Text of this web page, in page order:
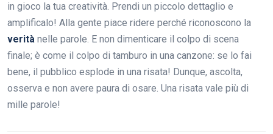
in gioco la tua creatività. Prendi un piccolo dettaglio e
amplificalo! Alla gente piace ridere perché riconoscono la
verità nelle parole. E non dimenticare il colpo di scena
finale; è come il colpo di tamburo in una canzone: se lo fai
bene, il pubblico esplode in una risata! Dunque, ascolta,
osserva e non avere paura di osare. Una risata vale più di
mille parole!